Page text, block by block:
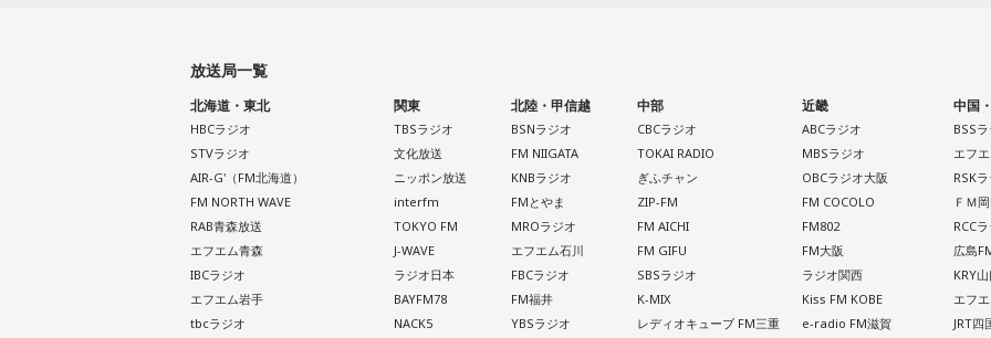
放送局一覧
北海道・東北
HBCラジオ
STVラジオ
AIR-G'（FM北海道）
FM NORTH WAVE
RAB青森放送
エフエム青森
IBCラジオ
エフエム岩手
tbcラジオ
関東
TBSラジオ
文化放送
ニッポン放送
interfm
TOKYO FM
J-WAVE
ラジオ日本
BAYFM78
NACK5
北陸・甲信越
BSNラジオ
FM NIIGATA
KNBラジオ
FMとやま
MROラジオ
エフエム石川
FBCラジオ
FM福井
YBSラジオ
中部
CBCラジオ
TOKAI RADIO
ぎふチャン
ZIP-FM
FM AICHI
FM GIFU
SBSラジオ
K-MIX
レディオキューブ FM三重
近畿
ABCラジオ
MBSラジオ
OBCラジオ大阪
FM COCOLO
FM802
FM大阪
ラジオ関西
Kiss FM KOBE
e-radio FM滋賀
中国
BSS
エフ
RSK
ＦＭ
RCC
広島
KRY
エフ
JRT四